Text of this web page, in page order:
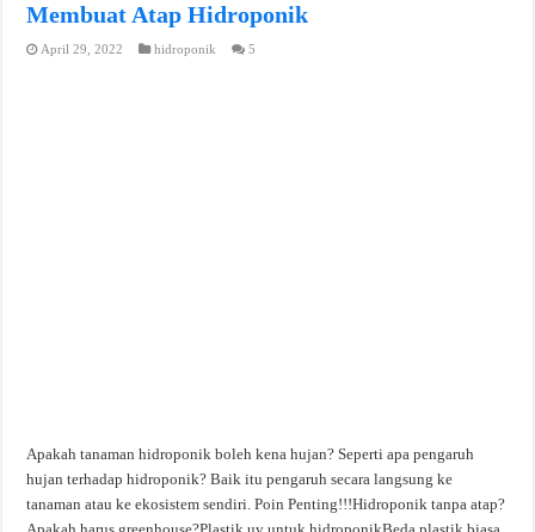
Membuat Atap Hidroponik
April 29, 2022 hidroponik 5
Apakah tanaman hidroponik boleh kena hujan? Seperti apa pengaruh
hujan terhadap hidroponik? Baik itu pengaruh secara langsung ke
tanaman atau ke ekosistem sendiri. Poin Penting!!!Hidroponik tanpa atap?